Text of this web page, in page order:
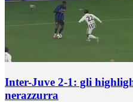
Inter-Juve 2-1: gli
nerazzurra